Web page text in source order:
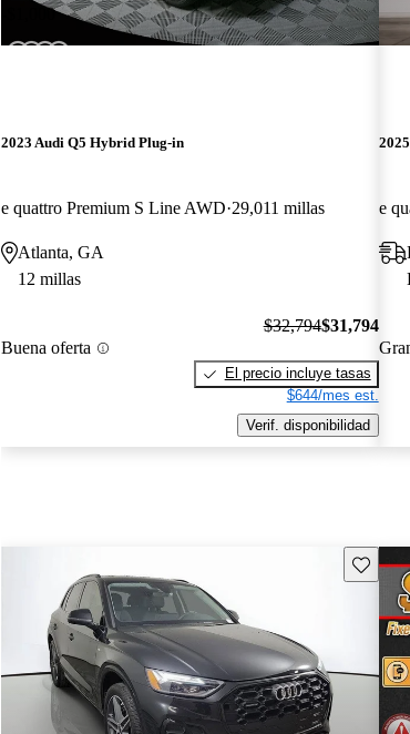
-$1,000
2023 Audi Q5 Hybrid Plug-in
e quattro Premium S Line AWD 29,011 millas
Atlanta, GA
12 millas
Buena oferta
$32,794$31,794
El precio incluye tasas
$644/mes est.
Verif. disponibilidad
Guarda